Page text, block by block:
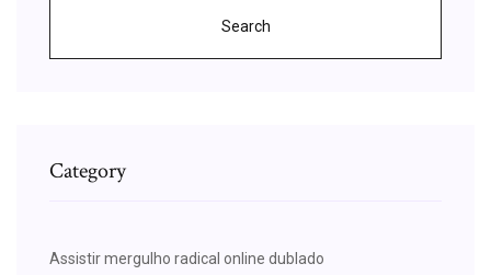
Search
Category
Assistir mergulho radical online dublado